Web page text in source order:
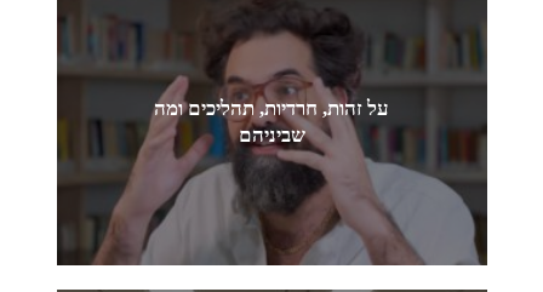
על זהות, חרדיות, תהליכים ומה
שביניהם